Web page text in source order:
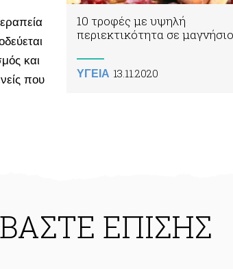
και
που
10 τροφές με υψηλή
περιεκτικότητα σε μαγνήσιο
ΥΓΕΙΑ 13.11.2020
ΕΠΙΣΗΣ